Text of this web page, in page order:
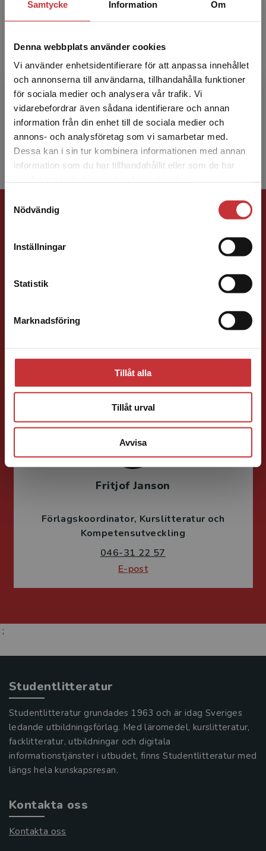
Samtycke Information Om
Denna webbplats använder cookies
Vi använder enhetsidentifierare för att anpassa innehållet
och annonserna till användarna, tillhandahålla funktioner
för sociala medier och analysera vår trafik. Vi
vidarebefordrar även sådana identifierare och annan
information från din enhet till de sociala medier och
annons- och analysföretag som vi samarbetar med.
Dessa kan i sin tur kombinera informationen med annan
information som du har tillhandahållit eller som de har
Nödvändig
Inställningar
Statistik
Marknadsföring
Tillåt alla
Tillåt urval
Avvisa
Begränsad fraktregion
Det verkar som att du besöker
studentlitteratur.se via en enhet utanför Sverige.
Vi erbjuder inte leveranser utanför Sverige. För
att kunna slutföra ett köp måste
Henrik Alvarez
Henrik Alvarez har mångårig erfarenhet av
värme- och kraftteknik inom industrin. Den
pedagogiska erfarenheten har han fått genom
flera års undervis...
046-31 21 58
E-post
Fritjof Janson
Förlagskoordinator Kurslitteratur och
Kompetensutveckling
046-31 22 57
E-post
;
Studentlitteratur
Studentlitteratur grundades 1963 och är idag Sveriges
ledande utbildningsförlag. Med läromedel, kurslitteratur,
facklitteratur, utbildningar och digitala
informationstjänster i utbudet, finns Studentlitteratur med
längs hela kunskapsresan.
Kontakta oss
Kontakta oss